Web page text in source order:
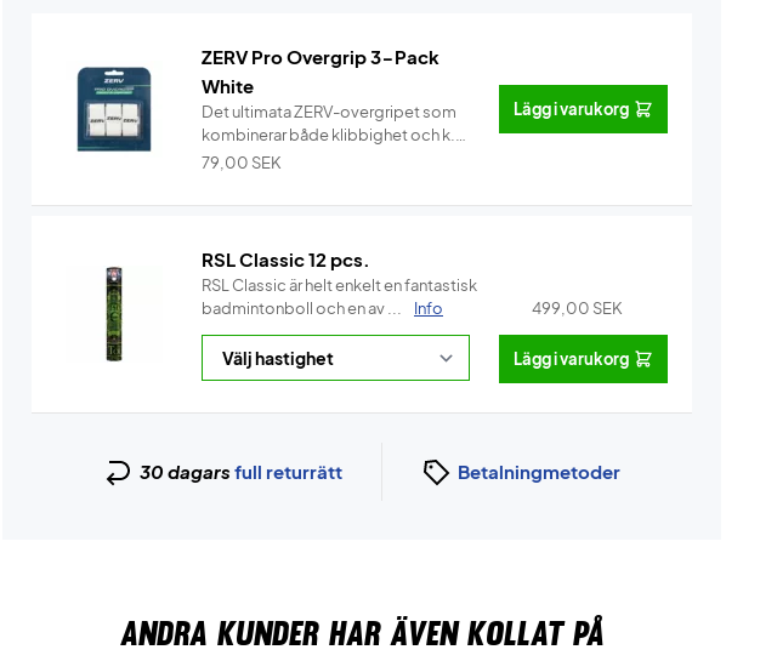
ZERV Pro Overgrip 3-Pack
White
Det ultimata ZERV-overgripet som
kombinerar både klibbighet och k...
Info
79,00 SEK
Lägg i varukorg
RSL Classic 12 pcs.
RSL Classic är helt enkelt en fantastisk
badmintonboll och en av ...
Info 499,00 SEK
Lägg i varukorg
30 dagars full returrätt Betalningmetoder
ANDRA KUNDER HAR ÄVEN KOLLAT PÅ